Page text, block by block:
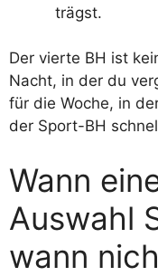
trägst.
Der vierte BH ist
Nacht, in der du
für die Woche, in
der Sport-BH
Wann
Auswahl
wann